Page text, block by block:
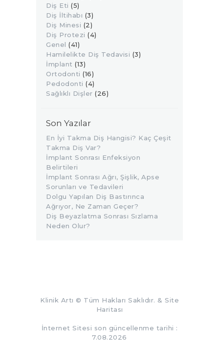
Diş Eti (5)
Diş İltihabı (3)
Diş Minesi (2)
Diş Protezi (4)
Genel (41)
Hamilelikte Diş Tedavisi (3)
İmplant (13)
Ortodonti (16)
Pedodonti (4)
Sağlıklı Dişler (26)
Son Yazılar
En İyi Takma Diş Hangisi? Kaç Çeşit
Takma Diş Var?
İmplant Sonrası Enfeksiyon
Belirtileri
İmplant Sonrası Ağrı, Şişlik, Apse
Sorunları ve Tedavileri
Dolgu Yapılan Diş Bastırınca
Ağrıyor, Ne Zaman Geçer?
Diş Beyazlatma Sonrası Sızlama
Neden Olur?
Klinik Artı © Tüm Hakları Saklıdır. & Site
Haritası
İnternet Sitesi son güncellenme tarihi :
7.08.2026